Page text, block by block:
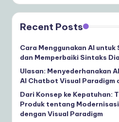
Recent Posts
Cara Menggunakan AI
dan Memperbaiki Sintaks
Ulasan: Menyederhanakan
AI Chatbot Visual Paradigm
Dari Konsep ke Kepatuhan:
Produk tentang
dengan Visual Paradigm